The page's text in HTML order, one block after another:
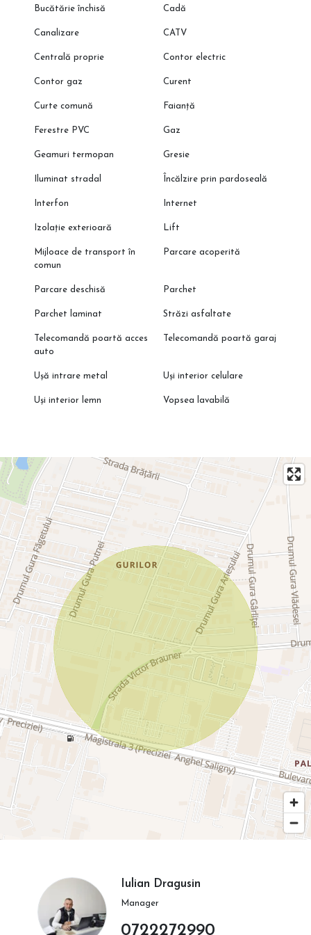
📞 Programează o vizionare cu reprezentantul direct al
de apartamente disponibile, direct de la dezvoltator, fără
Bucătărie închisă Cadă
Canalizare CATV
Centrală proprie Contor electric
Contor gaz Curent
Curte comună Faianță
Ferestre PVC Gaz
Geamuri termopan Gresie
Iluminat stradal Încălzire prin pardoseală
Interfon Internet
Izolație exterioară Lift
Mijloace de transport în
comun
Parcare acoperită
Parcare deschisă Parchet
Parchet laminat Străzi asfaltate
Telecomandă poartă acces
auto
Telecomandă poartă garaj
Ușă intrare metal Uși interior celulare
Uși interior lemn Vopsea lavabilă
Iulian Dragusin
Manager
0722272990